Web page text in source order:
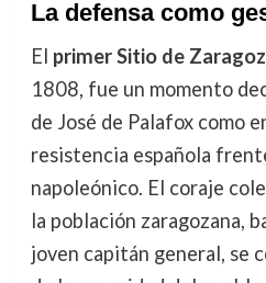
La defensa como
El primer Sitio de
1808, fue un momento
de José de Palafox como
resistencia española
napoleónico. El coraje
la población zaragozana,
joven capitán general, se